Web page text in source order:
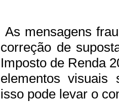
As mensagens
correção de
Imposto de Renda
elementos visuais
isso pode levar o